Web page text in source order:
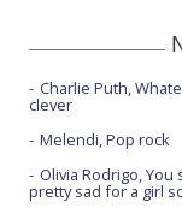
Charlie Puth,
clever
Melendi, Pop rock
Olivia Rodrigo, You
pretty sad for a girl